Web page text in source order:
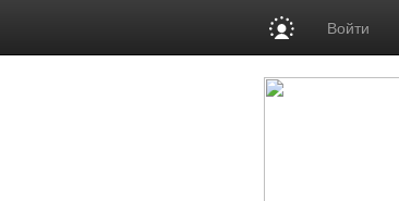
Войти